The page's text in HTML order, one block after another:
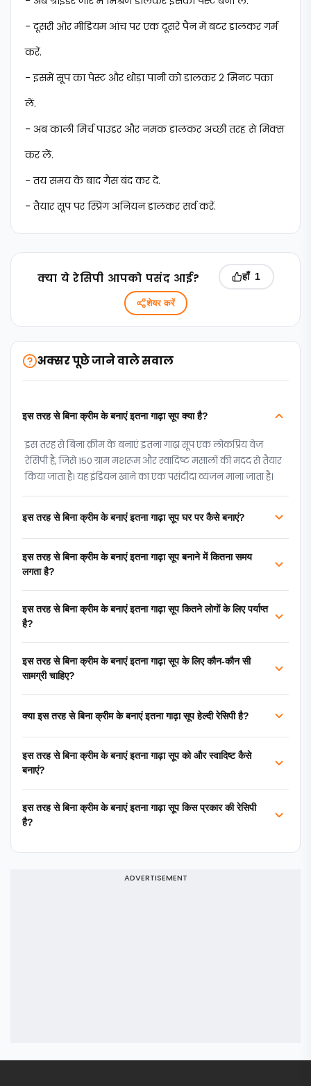
- दूसरी ओर मीडियम आंच पर एक दूसरे पैन में बटर डालकर गर्म
करें.
- इसमें सूप का पेस्ट और थोड़ा पानी को डालकर 2 मिनट पका
लें.
- अब काली मिर्च पाउडर और नमक डालकर अच्छी तरह से मिक्स
कर लें.
- तय समय के बाद गैस बंद कर दें.
- तैयार सूप पर स्प्रिंग अनियन डालकर सर्व करें.
क्‍या ये रेसिपी आपको पसंद आई? हाँ 1
शेयर करें
अक्सर पूछे जाने वाले सवाल
इस तरह से बिना क्रीम के बनाएं इतना गाढ़ा सूप क्या है?
इस तरह से बिना क्रीम के बनाएं इतना गाढ़ा सूप एक लोकप्रिय वेज
रेसिपी है, जिसे 150 ग्राम मशरूम और स्वादिष्ट मसालों की मदद से तैयार
किया जाता है। यह इंडियन खाने का एक पसंदीदा व्यंजन माना जाता है।
इस तरह से बिना क्रीम के बनाएं इतना गाढ़ा सूप घर पर कैसे बनाएं?
इस तरह से बिना क्रीम के बनाएं इतना गाढ़ा सूप बनाने में कितना समय
लगता है?
इस तरह से बिना क्रीम के बनाएं इतना गाढ़ा सूप कितने लोगों के लिए पर्याप्त
है?
इस तरह से बिना क्रीम के बनाएं इतना गाढ़ा सूप के लिए कौन-कौन सी
सामग्री चाहिए?
क्या इस तरह से बिना क्रीम के बनाएं इतना गाढ़ा सूप हेल्दी रेसिपी है?
इस तरह से बिना क्रीम के बनाएं इतना गाढ़ा सूप को और स्वादिष्ट कैसे
बनाएं?
इस तरह से बिना क्रीम के बनाएं इतना गाढ़ा सूप किस प्रकार की रेसिपी
है?
ADVERTISEMENT